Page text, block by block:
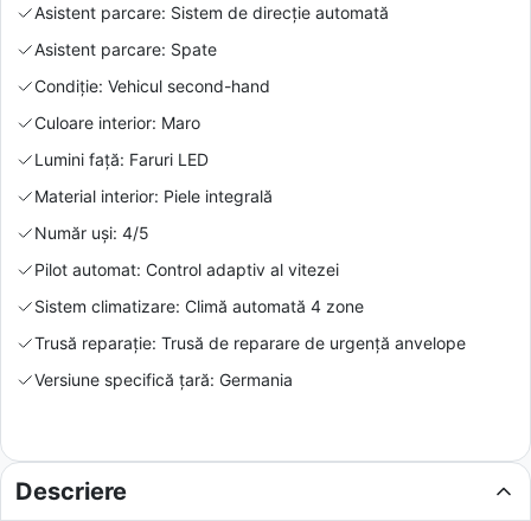
Asistent parcare: Sistem de direcție automată
Asistent parcare: Spate
Condiție: Vehicul second-hand
Culoare interior: Maro
Lumini față: Faruri LED
Material interior: Piele integrală
Număr uși: 4/5
Pilot automat: Control adaptiv al vitezei
Sistem climatizare: Climă automată 4 zone
Trusă reparație: Trusă de reparare de urgență anvelope
Versiune specifică țară: Germania
Descriere